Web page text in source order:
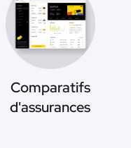
Comparatifs
d'assurances